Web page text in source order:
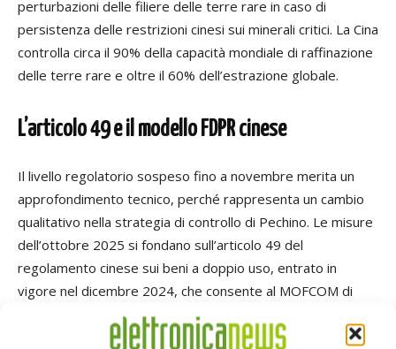
perturbazioni delle filiere delle terre rare in caso di
persistenza delle restrizioni cinesi sui minerali critici. La Cina
controlla circa il 90% della capacità mondiale di raffinazione
delle terre rare e oltre il 60% dell’estrazione globale.
L’articolo 49 e il modello FDPR cinese
Il livello regolatorio sospeso fino a novembre merita un
approfondimento tecnico, perché rappresenta un cambio
qualitativo nella strategia di controllo di Pechino. Le misure
dell’ottobre 2025 si fondano sull’articolo 49 del
regolamento cinese sui beni a doppio uso, entrato in
vigore nel dicembre 2024, che consente al MOFCOM di
estendere la giurisdizione ai trasferimenti di tecnologia e
materiali che incorporano componenti o processi cinesi,